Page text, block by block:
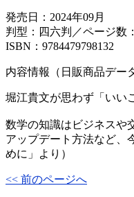
発売日：2024年09月
判型：四六判／ページ数
ISBN：9784479798132
内容情報（日販商品デー
堀江貴文が思わず「いい
数学の知識はビジネスや
アップデート方法など、
めに」より）
<< 前のページへ